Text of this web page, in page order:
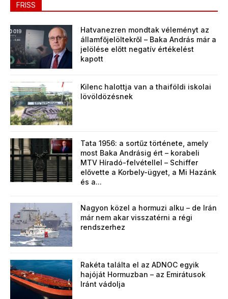
FRISS
Hatvanezren mondtak véleményt az
államfőjelöltekről – Baka András már a
jelölése előtt negatív értékelést
kapott
Kilenc halottja van a thaiföldi iskolai
lövöldözésnek
Tata 1956: a sortűz története, amely
most Baka Andrásig ért – korabeli
MTV Híradó-felvétellel – Schiffer
elővette a Korbely-ügyet, a Mi Hazánk
és a...
Nagyon közel a hormuzi alku – de Irán
már nem akar visszatérni a régi
rendszerhez
Rakéta találta el az ADNOC egyik
hajóját Hormuzban – az Emirátusok
Iránt vádolja